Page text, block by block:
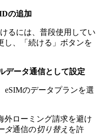
の追加
るには、普段使用してい
し、「続ける」ボタンを
データ通信として設定
eSIMのデータプランを選
外ローミング請求を避け
タ通信の切り替え を許